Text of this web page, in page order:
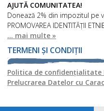
AJUTĂ COMUNITATEA!
Donează 2% din impozitul pe
PROMOVAREA IDENTITĂȚII
... mai multe »
TERMENI ȘI CONDIȚII
Politica de confidențialitate
Prelucrarea Datelor cu